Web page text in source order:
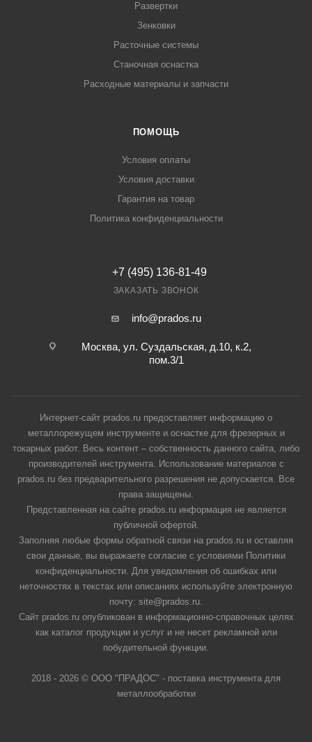
Развертки
Зенковки
Расточные системы
Станочная оснастка
Расходные материалы и запчасти
ПОМОЩЬ
Условия оплаты
Условия доставки
Гарантия на товар
Политика конфиденциальности
+7 (495) 136-81-49
ЗАКАЗАТЬ ЗВОНОК
info@prados.ru
Москва, ул. Суздальская, д.10, к.2,
пом.3/1
Интернет-сайт prados.ru предоставляет информацию о
металлорежущем инструменте и оснастке для фрезерных и
токарных работ. Весь контент – собственность данного сайта, либо
производителей инструмента. Использование материалов с
prados.ru без предварительного разрешения не допускается. Все
права защищены.
Представленная на сайте prados.ru информация не является
публичной офертой.
Заполняя любые формы обратной связи на prados.ru и оставляя
свои данные, вы выражаете согласие с условиями Политики
конфиденциальности. Для уведомления об ошибках или
неточностях в текстах или описаниях используйте электронную
почту: site@prados.ru.
Сайт prados.ru опубликован в информационно-справочных целях
как каталог продукции и услуг и не несет рекламной или
побудительной функции.
2018 - 2026 © ООО "ПРАДОС" - поставка инструмента для
металлообработки